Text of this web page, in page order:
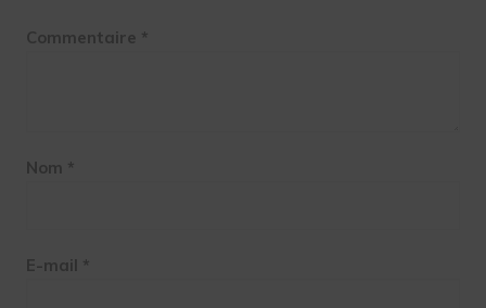
Commentaire *
Nom *
E-mail *